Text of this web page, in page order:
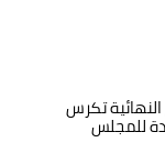
النهائية تكرس
للمجلس